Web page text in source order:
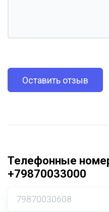
Оставить отзыв
Телефонные
+79870033000
79870030608